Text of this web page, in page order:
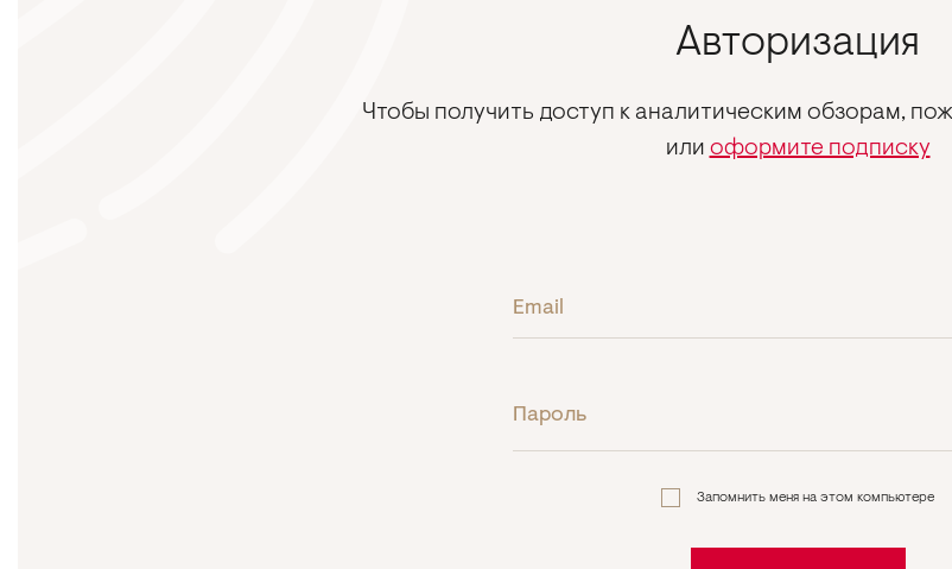
Авторизация
Чтобы получить доступ к аналитическим обзорам,
или оформите подписку
Email
Пароль
Запомнить меня на этом компьютере